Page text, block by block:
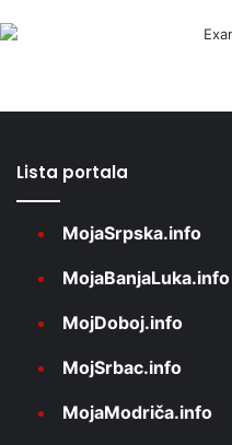
Lista portala
MojaSrpska.info
MojaBanjaLuka.info
MojDoboj.info
MojSrbac.info
MojaModriča.info